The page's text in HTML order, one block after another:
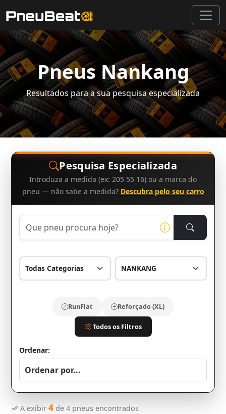
Pneus Nankang
Resultados para a sua pesquisa especializada
Pesquisa Especializada
Introduza a medida (ex: 205 55 16) ou a marca do
pneu — não sabe a medida? Descubra pelo seu carro
RunFlat Reforçado (XL)
Todos os Filtros
Ordenar:
A exibir 4 de 4 pneus encontrados